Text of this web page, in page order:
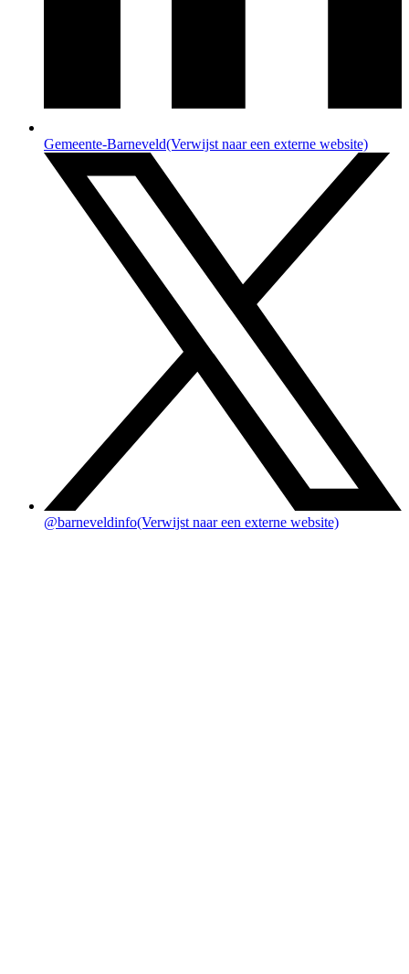
Gemeente-Barneveld(Verwijst naar een externe website)
@barneveldinfo(Verwijst naar een externe website)